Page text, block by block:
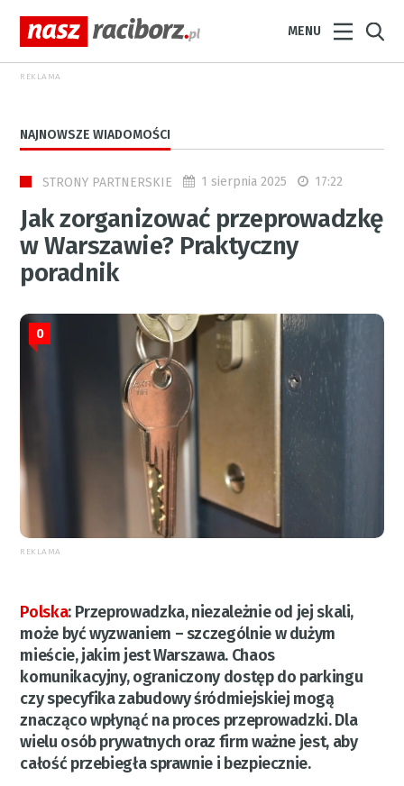
MENU
REKLAMA
NAJNOWSZE WIADOMOŚCI
STRONY PARTNERSKIE 1 sierpnia 2025 17:22
Jak zorganizować przeprowadzkę
w Warszawie? Praktyczny
poradnik
0
REKLAMA
Polska: Przeprowadzka, niezależnie od jej skali,
może być wyzwaniem – szczególnie w dużym
mieście, jakim jest Warszawa. Chaos
komunikacyjny, ograniczony dostęp do parkingu
czy specyfika zabudowy śródmiejskiej mogą
znacząco wpłynąć na proces przeprowadzki. Dla
wielu osób prywatnych oraz firm ważne jest, aby
całość przebiegła sprawnie i bezpiecznie.